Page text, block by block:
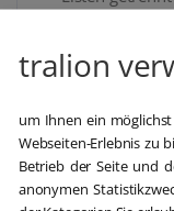
Schnittstelle.
einer
Optionsfelder,
tralion
um Ihnen ein
Webseiten-Erlebnis zu
Betrieb der Seite und
anonymen